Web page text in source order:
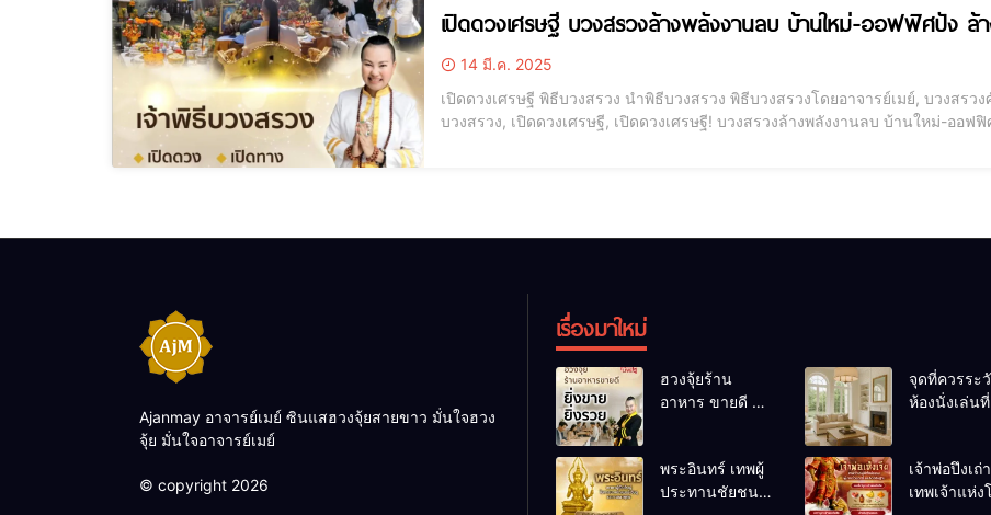
เปิดดวงเศรษฐี บวงสรวงล้างพลังงานลบ บ้านใหม่-ออฟฟิศปัง ล้
14 มี.ค. 2025
เปิดดวงเศรษฐี พิธีบวงสรวง นำพิธีบวงสรวง พิธีบวงสรวงโดยอาจารย์เมย์, บวงสรวงศักดิ์สิทธิ์, จัดพิธีบวงสรวง, จองคิวฮวงจุ้ย, นำพิธี
บวงสรวง, เปิดดวงเศรษฐี, เปิดดวงเศรษฐี! บวงสรวงล้างพลังงานลบ บ้านใหม่-ออฟฟิศปัง ล้างอาถรรพ์ เปิดดวง
Ajanmay อาจารย์เมย์ ซินแสฮวงจุ้ยสายขาว มั่นใจฮวง
จุ้ย มั่นใจอาจารย์เมย์
© copyright 2026
เรื่องมาใหม่
ฮวงจุ้ยร้าน
อาหาร ขายดี ยิ่ง
ปรับร้านให้ลูกค้า
แน่นตลอดปี
จุดที่ควรระ
ห้องนั่งเล่นที่
พระอินทร์ เทพผู้
ประทานชัยชนะ
เจ้าพ่อปึงเถ่
เทพเจ้าแห่ง